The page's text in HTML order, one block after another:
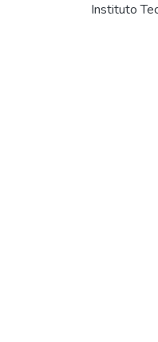
Instituto